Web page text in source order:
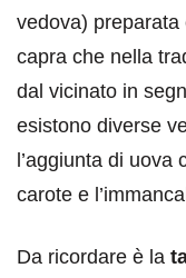
vedova)
capra che nella
dal vicinato in
esistono diverse
l’aggiunta di uova
carote e
Da ricordare è la